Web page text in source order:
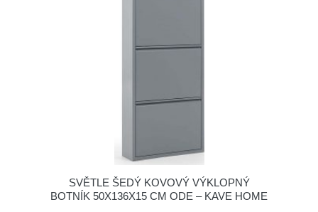
SVĚTLE ŠEDÝ KOVOVÝ VÝKLOPNÝ
BOTNÍK 50X136X15 CM ODE – KAVE HOME